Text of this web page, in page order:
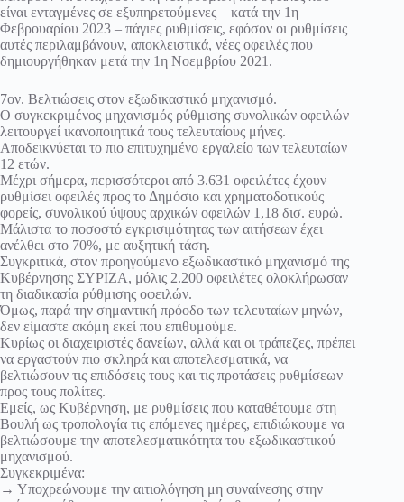
είναι ενταγμένες σε εξυπηρετούμενες – κατά την 1η
Φεβρουαρίου 2023 – πάγιες ρυθμίσεις, εφόσον οι ρυθμίσεις
αυτές περιλαμβάνουν, αποκλειστικά, νέες οφειλές που
δημιουργήθηκαν μετά την 1η Νοεμβρίου 2021.
7ον. Βελτιώσεις στον εξωδικαστικό μηχανισμό.
Ο συγκεκριμένος μηχανισμός ρύθμισης συνολικών οφειλών
λειτουργεί ικανοποιητικά τους τελευταίους μήνες.
Αποδεικνύεται το πιο επιτυχημένο εργαλείο των τελευταίων
12 ετών.
Μέχρι σήμερα, περισσότεροι από 3.631 οφειλέτες έχουν
ρυθμίσει οφειλές προς το Δημόσιο και χρηματοδοτικούς
φορείς, συνολικού ύψους αρχικών οφειλών 1,18 δισ. ευρώ.
Μάλιστα το ποσοστό εγκρισιμότητας των αιτήσεων έχει
ανέλθει στο 70%, με αυξητική τάση.
Συγκριτικά, στον προηγούμενο εξωδικαστικό μηχανισμό της
Κυβέρνησης ΣΥΡΙΖΑ, μόλις 2.200 οφειλέτες ολοκλήρωσαν
τη διαδικασία ρύθμισης οφειλών.
Όμως, παρά την σημαντική πρόοδο των τελευταίων μηνών,
δεν είμαστε ακόμη εκεί που επιθυμούμε.
Κυρίως οι διαχειριστές δανείων, αλλά και οι τράπεζες, πρέπει
να εργαστούν πιο σκληρά και αποτελεσματικά, να
βελτιώσουν τις επιδόσεις τους και τις προτάσεις ρυθμίσεων
προς τους πολίτες.
Εμείς, ως Κυβέρνηση, με ρυθμίσεις που καταθέτουμε στη
Βουλή ως τροπολογία τις επόμενες ημέρες, επιδιώκουμε να
βελτιώσουμε την αποτελεσματικότητα του εξωδικαστικού
μηχανισμού.
Συγκεκριμένα:
→ Υποχρεώνουμε την αιτιολόγηση μη συναίνεσης στην